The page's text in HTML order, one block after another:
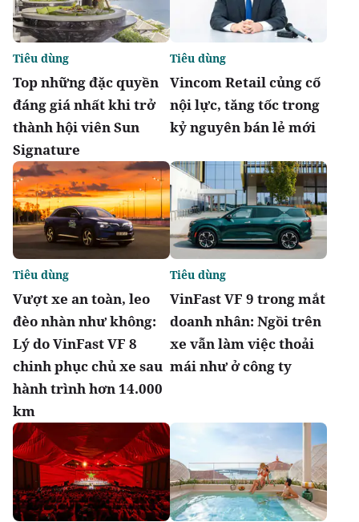
Top những đặc quyền
đáng giá nhất khi trở
thành hội viên Sun
Signature
Tiêu dùng
Vincom Retail củng cố
nội lực, tăng tốc trong
kỷ nguyên bán lẻ mới
Tiêu dùng
Vượt xe an toàn, leo
đèo nhàn như không:
Lý do VinFast VF 8
chinh phục chủ xe sau
hành trình hơn 14.000
km
Tiêu dùng
VinFast VF 9 trong mắt
doanh nhân: Ngồi trên
xe vẫn làm việc thoải
mái như ở công ty
Tiêu dùng